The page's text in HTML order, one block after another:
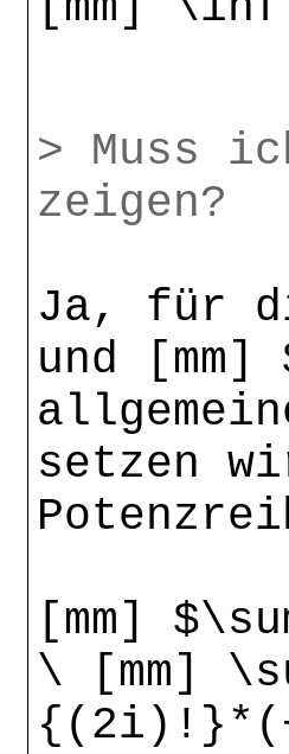
> Muss
zeigen?
Ja, für
und
setzen
[mm]
\ [mm]